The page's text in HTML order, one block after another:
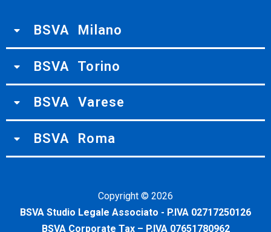
BSVA Milano
BSVA Torino
BSVA Varese
BSVA Roma
Copyright © 2026
BSVA Studio Legale Associato - P.IVA 02717250126
BSVA Corporate Tax – P.IVA 07651780962